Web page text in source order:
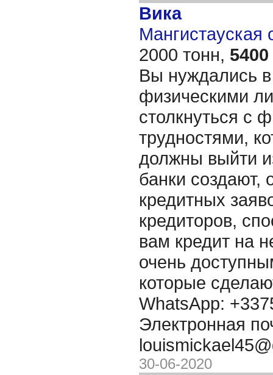
Вика
Мангистауская
2000 тонн, 5400
Вы нуждались
физическими
столкнуться с
трудностями,
должны выйти
банки
кредитных
кредиторов,
вам кредит на
очень
которые
WhatsApp:
Электронная
30-06-2020